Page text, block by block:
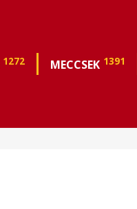
1272 MECCSEK 1391